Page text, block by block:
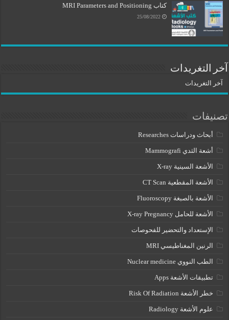
كتاب MRI Parameters and Positioning
25/08/2022
آخر التغريدات
آخر التغريدات
تصنيفات
أبحاث ودراسات Researches
أشعة الثدي Mammografi
الأشعة السينية X-ray
الأشعة المقطعية CT Scan
الأشعة بالصبغة Fluoroscopy
الأشعة للحامل X-ray Pregnancy
الإستعداد والتحضير للفحوصات
الرنين المغناطيسي MRI
الطب النووي Nuclear medicine
تطبيقات الأشعة Apps
خطر الأشعة Risk Of Radiation
علوم الأشعة Radiology